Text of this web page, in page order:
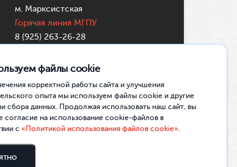
м. Марксистская
Горячая линия МГПУ
8 (925) 263-26-28
su@mgpu.ru
Partners:
https://mostbettr.xyz/
https://pincocasinotr.xyz/
https://skycrownau.online/
файлы cookie
корректной работы сайта и улучшения
опыта мы используем файлы cookie и другие
сбора данных. Продолжая использовать наш сайт, вы
согласие на использование cookie-файлов в
с «Политикой использования файлов cookie».